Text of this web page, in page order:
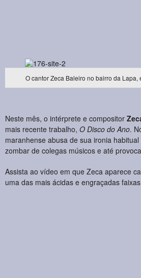
O cantor Zeca Baleiro no bairro da Lapa,
Neste mês, o intérprete e compositor
mais recente trabalho, O Disco do Ano.
maranhense abusa de sua ironia
zombar de colegas músicos e até
Assista ao vídeo em que Zeca aparece
uma das mais ácidas e engraçadas